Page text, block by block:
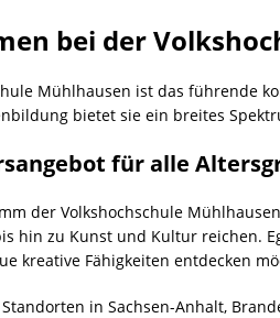
bei der
Mühlhausen ist das führende
bietet sie ein breites
für alle
der Volkshochschule
hin zu Kunst und Kultur reichen.
kreative Fähigkeiten entdecken
in Sachsen-Anhalt,